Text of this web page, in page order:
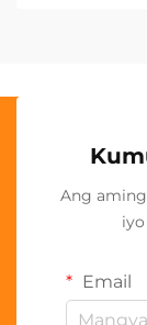
Ang
Email